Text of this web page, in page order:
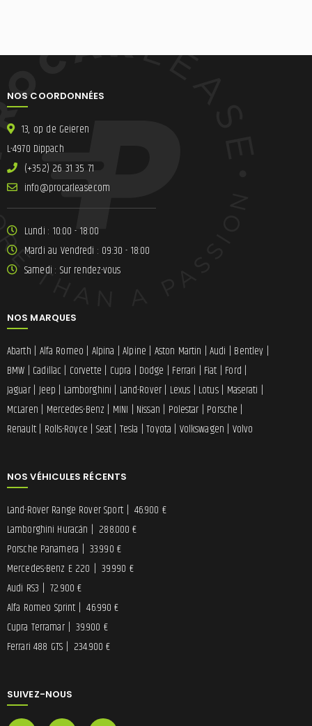
NOS COORDONNÉES
13, op de Geieren
L-4970 Dippach
(+352) 26 31 35 71
moc.esae
lracorp@of
ni
Lundi : 10:00 - 18:00
Mardi au Vendredi : 09:30 - 18:00
Samedi : Sur rendez-vous
NOS MARQUES
Abarth | Alfa Romeo | Alpina |Alpine | Aston Martin |Audi | Bentley |
BMW | Cadillac | Corvette | Cupra | Dodge | Ferrari | Fiat | Ford |
Jaguar| Jeep | Lamborghini | Land-Rover| Lexus | Lotus| Maserati |
McLaren | Mercedes-Benz | MINI | Nissan | Polestar | Porsche |
Renault| Rolls-Royce | Seat | Tesla |Toyota | Volkswagen | Volvo
NOS VÉHICULES RÉCENTS
Land-Rover Range Rover Sport | 46.900 €
Lamborghini Huracán | 288.000 €
Porsche Panamera | 33.990 €
Mercedes-Benz E 220 | 39.990 €
Audi RS3 | 72.900 €
Alfa Romeo Sprint | 46.990 €
Cupra Terramar | 39.900 €
Ferrari 488 GTS | 234.900 €
SUIVEZ-NOUS